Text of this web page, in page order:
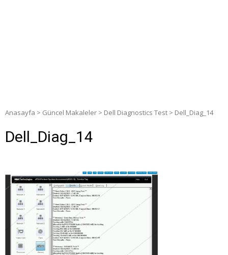
Anasayfa > Güncel Makaleler > Dell Diagnostics Test > Dell_Diag_14
Dell_Diag_14